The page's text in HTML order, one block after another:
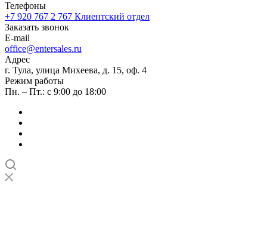
Телефоны
+7 920 767 2 767 Клиентский отдел
Заказать звонок
E-mail
office@entersales.ru
Адрес
г. Тула, улица Михеева, д. 15, оф. 4
Режим работы
Пн. – Пт.: с 9:00 до 18:00